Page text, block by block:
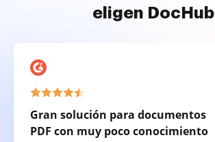
eligen DocHub
Gran solución para documentos
PDF con muy poco conocimiento